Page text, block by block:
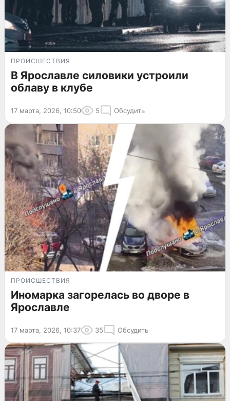
ПРОИСШЕСТВИЯ
В Ярославле силовики устроили
облаву в клубе
17 марта, 2026, 10:50 5 Обсудить
ПРОИСШЕСТВИЯ
Иномарка загорелась во дворе в
Ярославле
17 марта, 2026, 10:37 35 Обсудить